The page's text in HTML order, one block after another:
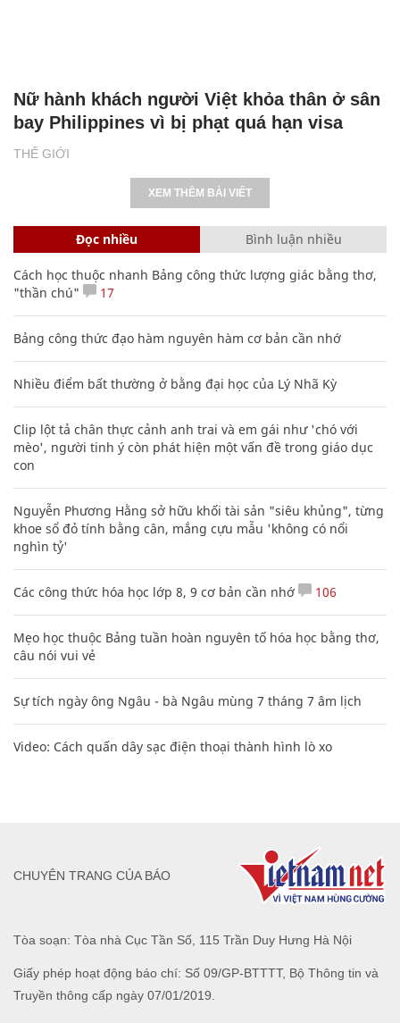
THẾ GIỚI
Nữ hành khách người Việt khỏa thân ở sân
bay Philippines vì bị phạt quá hạn visa
XEM THÊM BÀI VIẾT
Đọc nhiều Bình luận nhiều
Cách học thuộc nhanh Bảng công thức lượng giác bằng thơ,
"thần chú"
17
Bảng công thức đạo hàm nguyên hàm cơ bản cần nhớ
Nhiều điểm bất thường ở bằng đại học của Lý Nhã Kỳ
Clip lột tả chân thực cảnh anh trai và em gái như 'chó với
mèo', người tinh ý còn phát hiện một vấn đề trong giáo dục
con
Nguyễn Phương Hằng sở hữu khối tài sản "siêu khủng", từng
khoe sổ đỏ tính bằng cân, mắng cựu mẫu 'không có nổi
nghìn tỷ'
Các công thức hóa học lớp 8, 9 cơ bản cần nhớ 106
Mẹo học thuộc Bảng tuần hoàn nguyên tố hóa học bằng thơ,
câu nói vui vẻ
Sự tích ngày ông Ngâu - bà Ngâu mùng 7 tháng 7 âm lịch
Video: Cách quấn dây sạc điện thoại thành hình lò xo
Tòa soạn: Tòa nhà Cục Tần Số, 115 Trần Duy Hưng Hà Nội
Giấy phép hoạt động báo chí: Số 09/GP-BTTTT, Bộ Thông tin và
Truyền thông cấp ngày 07/01/2019.
CHUYÊN TRANG CỦA BÁO